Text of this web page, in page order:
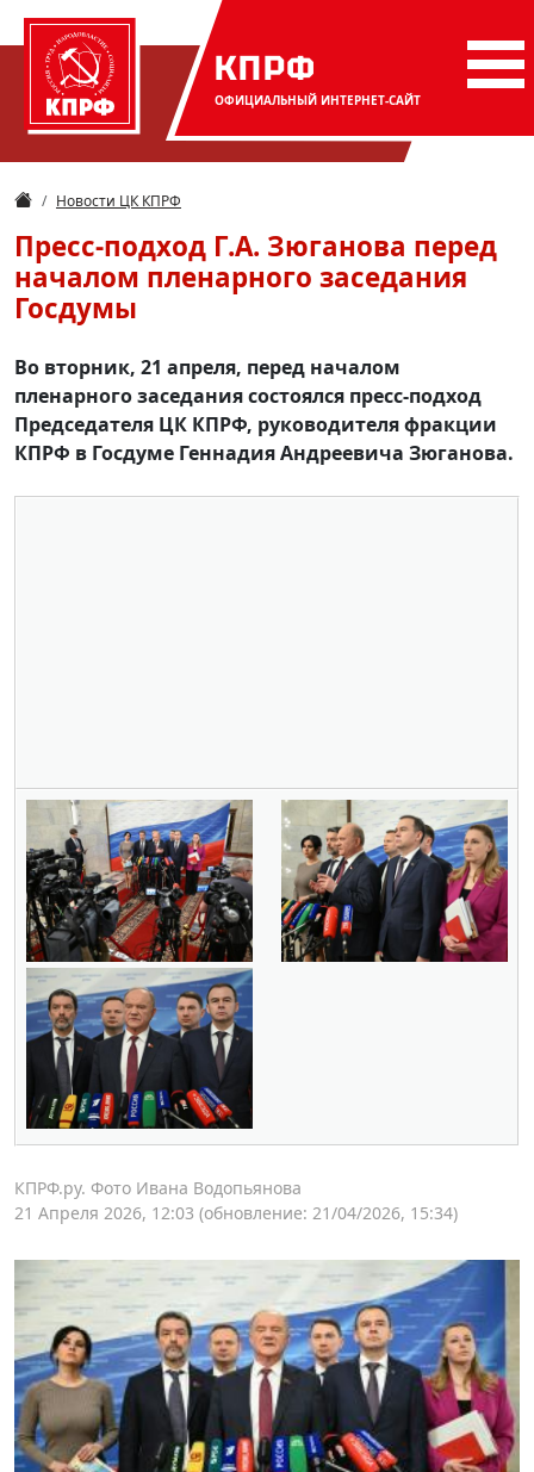
КПРФ
ОФИЦИАЛЬНЫЙ ИНТЕРНЕТ-САЙТ
Новости ЦК КПРФ
Пресс-подход Г.А. Зюганова перед
началом пленарного заседания
Госдумы
Во вторник, 21 апреля, перед началом
пленарного заседания состоялся пресс-подход
Председателя ЦК КПРФ, руководителя фракции
КПРФ в Госдуме Геннадия Андреевича Зюганова.
КПРФ.ру. Фото Ивана Водопьянова
21 Апреля 2026, 12:03 (обновление: 21/04/2026, 15:34)